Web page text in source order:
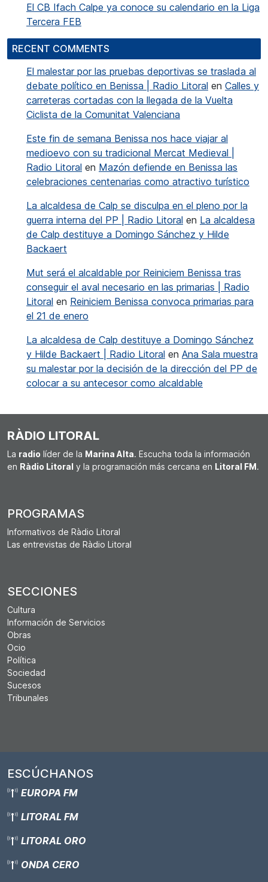
El CB Ifach Calpe ya conoce su calendario en la Liga
Tercera FEB
RECENT COMMENTS
El malestar por las pruebas deportivas se traslada al
debate político en Benissa | Radio Litoral en Calles y
carreteras cortadas con la llegada de la Vuelta
Ciclista de la Comunitat Valenciana
Este fin de semana Benissa nos hace viajar al
medioevo con su tradicional Mercat Medieval |
Radio Litoral en Mazón defiende en Benissa las
celebraciones centenarias como atractivo turístico
La alcaldesa de Calp se disculpa en el pleno por la
guerra interna del PP | Radio Litoral en La alcaldesa
de Calp destituye a Domingo Sánchez y Hilde
Backaert
Mut será el alcaldable por Reiniciem Benissa tras
conseguir el aval necesario en las primarias | Radio
Litoral en Reiniciem Benissa convoca primarias para
el 21 de enero
La alcaldesa de Calp destituye a Domingo Sánchez
y Hilde Backaert | Radio Litoral en Ana Sala muestra
su malestar por la decisión de la dirección del PP de
colocar a su antecesor como alcaldable
RÀDIO LITORAL
La radio líder de la Marina Alta. Escucha toda la información
en Ràdio Litoral y la programación más cercana en Litoral FM.
PROGRAMAS
Informativos de Ràdio Litoral
Las entrevistas de Ràdio Litoral
SECCIONES
Cultura
Información de Servicios
Obras
Ocio
Política
Sociedad
Sucesos
Tribunales
ESCÚCHANOS
EUROPA FM
LITORAL FM
LITORAL ORO
ONDA CERO